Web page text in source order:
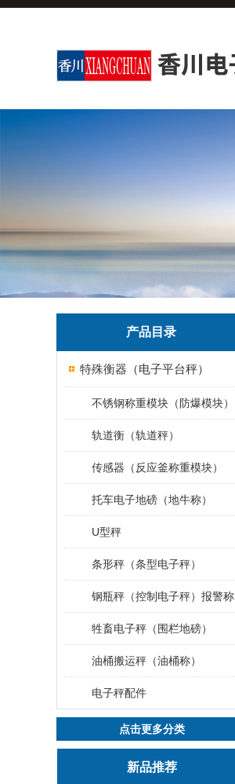
产品目录
特殊衡器（电子平台秤）
不锈钢称重模块（防爆模块）
轨道衡（轨道秤）
传感器（反应釜称重模块）
托车电子地磅（地牛称）
U型秤
条形秤（条型电子秤）
钢瓶秤（控制电子秤）报警称
牲畜电子秤（围栏地磅）
油桶搬运秤（油桶称）
电子秤配件
点击更多分类
新品推荐